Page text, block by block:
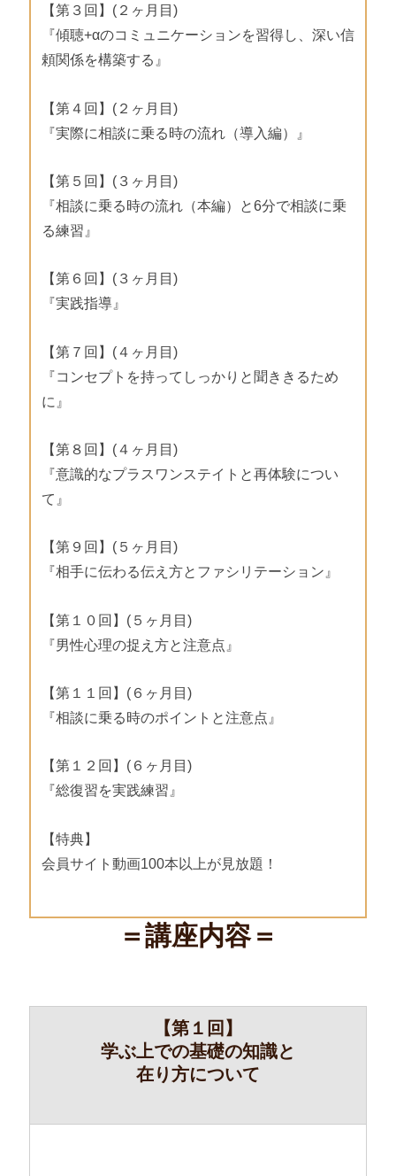
【第３回】(２ヶ月目)
『傾聴+αのコミュニケーションを習得し、深い信
頼関係を構築する』
【第４回】(２ヶ月目)
『実際に相談に乗る時の流れ（導入編）』
【第５回】(３ヶ月目)
『相談に乗る時の流れ（本編）と6分で相談に乗
る練習』
【第６回】(３ヶ月目)
『実践指導』
【第７回】(４ヶ月目)
『コンセプトを持ってしっかりと聞ききるため
に』
【第８回】(４ヶ月目)
『意識的なプラスワンステイトと再体験につい
て』
【第９回】(５ヶ月目)
『相手に伝わる伝え方とファシリテーション』
【第１０回】(５ヶ月目)
『男性心理の捉え方と注意点』
【第１１回】(６ヶ月目)
『相談に乗る時のポイントと注意点』
【第１２回】(６ヶ月目)
『総復習を実践練習』
【特典】
会員サイト動画100本以上が見放題！
＝講座内容＝
【第１回】
学ぶ上での基礎の知識と
在り方について